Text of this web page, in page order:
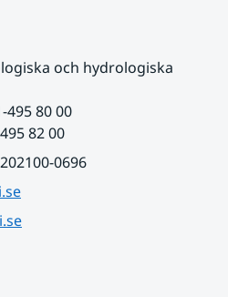
och hydrologiska
495 80 00
82 00
0696